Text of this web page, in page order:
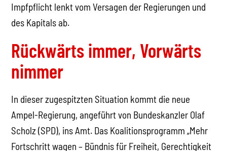
Impfpflicht lenkt vom Versagen der Regierungen und
des Kapitals ab.
Rückwärts immer, Vorwärts
nimmer
In dieser zugespitzten Situation kommt die neue
Ampel-Regierung, angeführt von Bundeskanzler Olaf
Scholz (SPD), ins Amt. Das Koalitionsprogramm „Mehr
Fortschritt wagen – Bündnis für Freiheit, Gerechtigkeit